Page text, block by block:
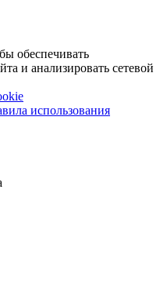
обеспечивать
и анализировать сетевой
использования